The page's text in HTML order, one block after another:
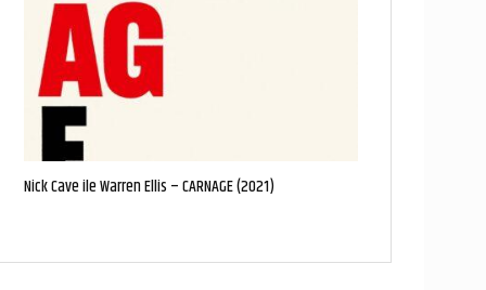
Nick Cave ile Warren Ellis – CARNAGE (2021)